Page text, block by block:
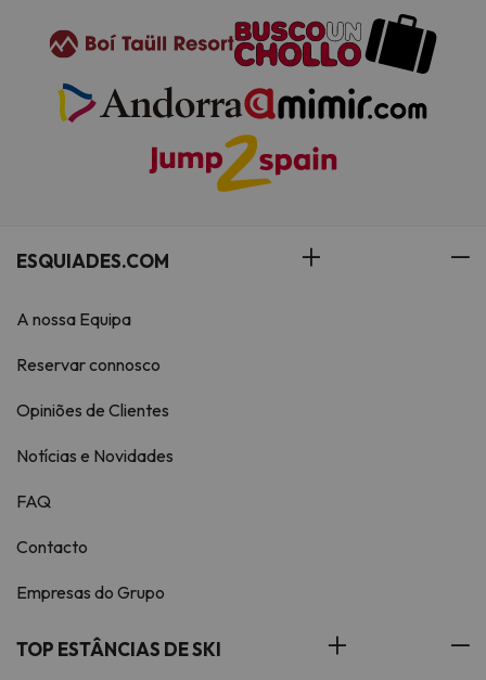
ESQUIADES.COM
A nossa Equipa
Reservar connosco
Opiniões de Clientes
Notícias e Novidades
FAQ
Contacto
Empresas do Grupo
TOP ESTÂNCIAS DE SKI